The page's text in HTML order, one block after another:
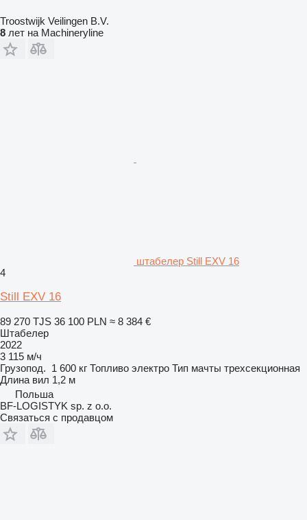
Troostwijk Veilingen B.V.
8 лет на Machineryline
штабелер Still EXV 16
4
Still EXV 16
89 270 TJS 36 100 PLN ≈ 8 384 €
Штабелер
2022
3 115 м/ч
Грузопод. 1 600 кг Топливо электро Тип мачты трехсекционная
Длина вил 1,2 м
Польша
BF-LOGISTYK sp. z o.o.
Связаться с продавцом